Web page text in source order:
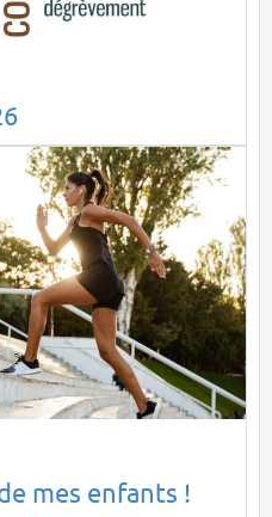
mes enfants !